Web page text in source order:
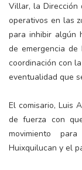
Villar, la Dirección
operativos en las
para inhibir algún
de emergencia de
coordinación con
eventualidad que
El comisario, Luis
de fuerza con
movimiento
Huixquilucan y el